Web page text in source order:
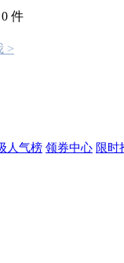
0 件
>
人气榜 领券中心 限时